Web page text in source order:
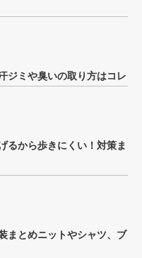
ジミや臭いの取り方はコレ
るから歩きにくい！対策ま
まとめニットやシャツ、ブ